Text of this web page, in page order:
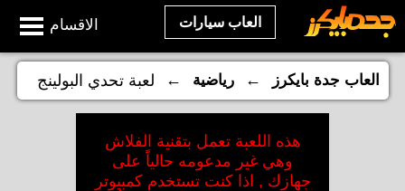
الاقسام العاب سيارات
العاب جدة بايكرز ← رياضية ← لعبة تحدي البولينج
هذه اللعبة تعمل بتقنية الفلاش
وهي غير مدعومه حالياً على
جهازك , اذا كنت تستخدم كمبيوتر